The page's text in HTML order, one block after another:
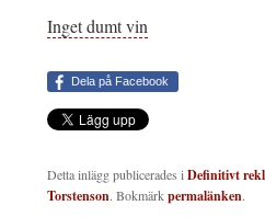
Inget dumt vin
Dela på Facebook
Detta inlägg publicerades iDefinitivt
Torstenson. Bokmärkpermalänken.